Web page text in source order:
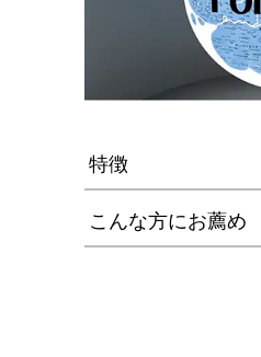
特徴
こんな方にお薦め